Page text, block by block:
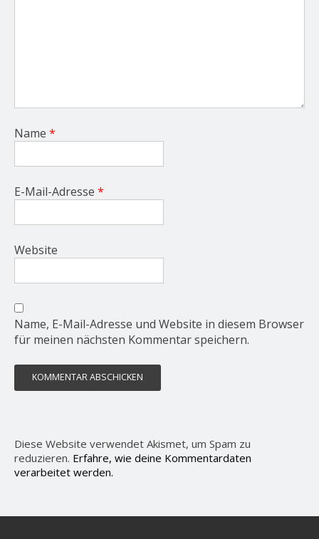
Name *
E-Mail-Adresse *
Website
Name, E-Mail-Adresse und Website in diesem Browser
für meinen nächsten Kommentar speichern.
Diese Website verwendet Akismet, um Spam zu
reduzieren. Erfahre, wie deine Kommentardaten
verarbeitet werden.